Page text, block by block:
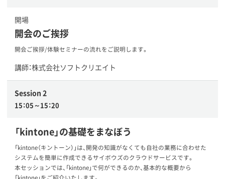
開場
開会のご挨拶
開会ご挨拶/体験セミナーの流れをご説明します。
講師：株式会社ソフトクリエイト
Session 2
15：05～15：20
「kintone」の基礎をまなぼう
「kintone（キントーン）」は、開発の知識がなくても自社の業務に合わせた
システムを簡単に作成できるサイボウズのクラウドサービスです。
本セッションでは、「kintone」で何ができるのか、基本的な概要から